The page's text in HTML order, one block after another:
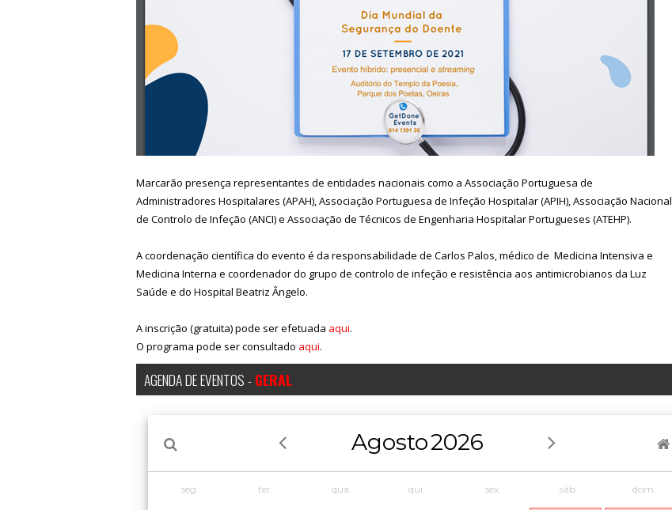
Marcarão presença representantes de entidades nacionais como a Associação Portuguesa de
Administradores Hospitalares (APAH), Associação Portuguesa de Infeção Hospitalar (APIH), Associação Nacional
de Controlo de Infeção (ANCI) e Associação de Técnicos de Engenharia Hospitalar Portugueses (ATEHP).
A coordenação científica do evento é da responsabilidade de Carlos Palos, médico de Medicina Intensiva e
Medicina Interna e coordenador do grupo de controlo de infeção e resistência aos antimicrobianos da Luz
Saúde e do Hospital Beatriz Ângelo.
A inscrição (gratuita) pode ser efetuada aqui.
O programa pode ser consultado aqui.
AGENDA DE EVENTOS -GERAL
Agosto2026
seg. ter. qua. qui. sex. sáb. dom.